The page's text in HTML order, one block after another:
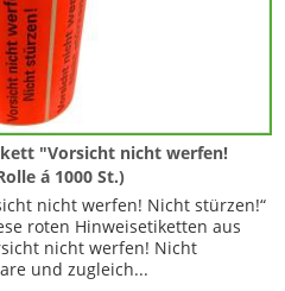
"Vorsicht nicht werfen!
á 1000 St.)
nicht werfen! Nicht stürzen!“
roten Hinweisetiketten aus
nicht werfen! Nicht
und zugleich...